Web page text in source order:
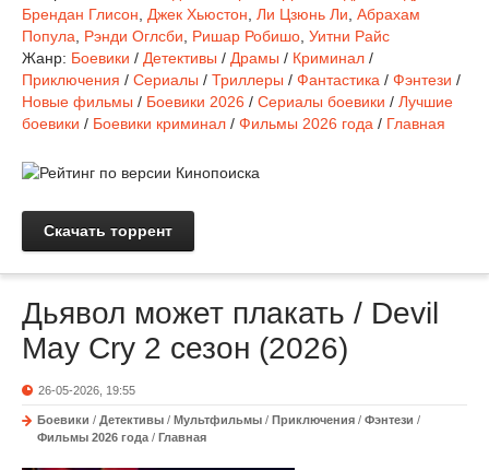
Брендан Глисон
Джек Хьюстон Ли Цзюнь Ли Абрахам
Попула
Рэнди Оглсби Ришар Робишо Уитни Райс
Жанр: Боевики / Детективы / Драмы / Криминал /
Приключения / Сериалы / Триллеры / Фантастика / Фэнтези /
Новые фильмы / Боевики 2026 / Сериалы боевики / Лучшие
боевики / Боевики криминал / Фильмы 2026 года / Главная
Скачать торрент
Дьявол может плакать / Devil
May Cry 2 сезон (2026)
26-05-2026, 19:55
Боевики / Детективы / Мультфильмы / Приключения / Фэнтези /
Фильмы 2026 года / Главная